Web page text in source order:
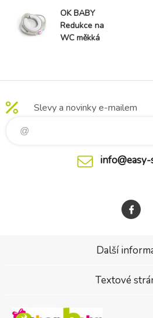
OK BABY
Redukce na
WC měkká
Slevy a novinky e-mailem
Další
Textové